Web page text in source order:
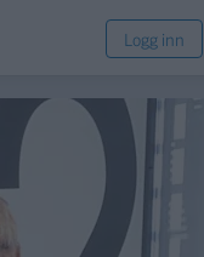
Logg inn